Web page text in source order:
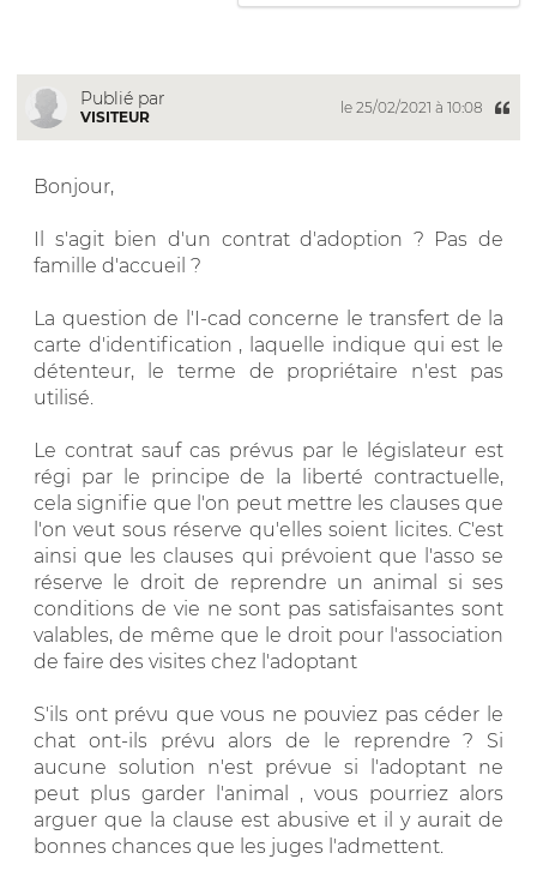
Publié par
VISITEUR
le 25/02/2021 à 10:08
Bonjour,
Il s'agit bien d'un contrat d'adoption ? Pas de
famille d'accueil ?
La question de l'I-cad concerne le transfert de la
carte d'identification , laquelle indique qui est le
détenteur, le terme de propriétaire n'est pas
utilisé.
Le contrat sauf cas prévus par le législateur est
régi par le principe de la liberté contractuelle,
cela signifie que l'on peut mettre les clauses que
l'on veut sous réserve qu'elles soient licites. C'est
ainsi que les clauses qui prévoient que l'asso se
réserve le droit de reprendre un animal si ses
conditions de vie ne sont pas satisfaisantes sont
valables, de même que le droit pour l'association
de faire des visites chez l'adoptant
S'ils ont prévu que vous ne pouviez pas céder le
chat ont-ils prévu alors de le reprendre ? Si
aucune solution n'est prévue si l'adoptant ne
peut plus garder l'animal , vous pourriez alors
arguer que la clause est abusive et il y aurait de
bonnes chances que les juges l'admettent.